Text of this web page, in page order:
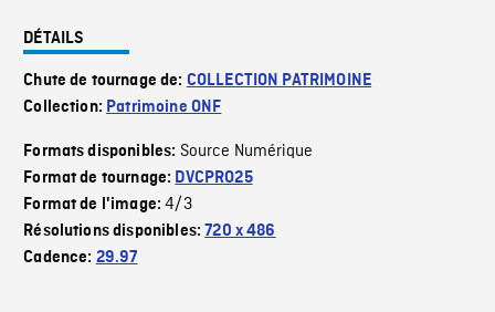
DÉTAILS
Chute de tournage de: COLLECTION PATRIMOINE
Collection: Patrimoine ONF
Formats disponibles: Source Numérique
Format de tournage: DVCPRO25
Format de l'image:4/3
Résolutions disponibles:720 x 486
Cadence: 29.97